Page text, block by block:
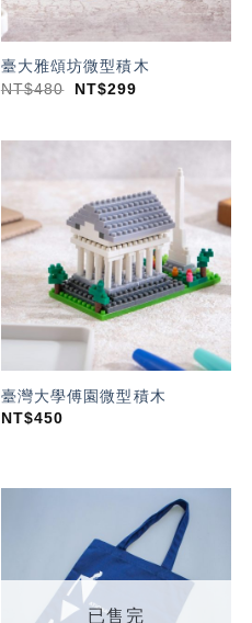
臺大雅頌坊微型積木
NT$480 NT$299
「願
望輕
單」
臺灣大學傅園微型積木
NT$450
望輕
單」
已售完